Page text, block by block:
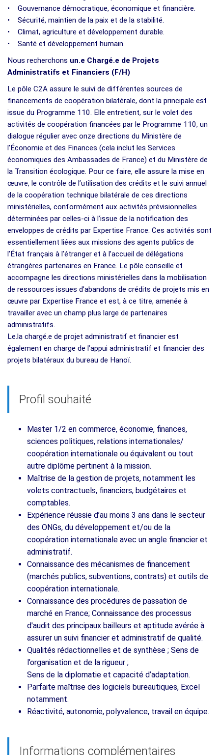
• Gouvernance démocratique, économique et financière.
• Sécurité, maintien de la paix et de la stabilité.
• Climat, agriculture et développement durable.
• Santé et développement humain.
Nous recherchons un.e Chargé.e de Projets
Administratifs et Financiers (F/H)
Le pôle C2A assure le suivi de différentes sources de
financements de coopération bilatérale, dont la principale est
issue du Programme 110. Elle entretient, sur le volet des
activités de coopération financées par le Programme 110, un
dialogue régulier avec onze directions du Ministère de
l’Économie et des Finances (cela inclut les Services
économiques des Ambassades de France) et du Ministère de
la Transition écologique. Pour ce faire, elle assure la mise en
œuvre, le contrôle de l’utilisation des crédits et le suivi annuel
de la coopération technique bilatérale de ces directions
ministérielles, conformément aux activités prévisionnelles
déterminées par celles-ci à l’issue de la notification des
enveloppes de crédits par Expertise France. Ces activités sont
essentiellement liées aux missions des agents publics de
l’État français à l’étranger et à l’accueil de délégations
étrangères partenaires en France. Le pôle conseille et
accompagne les directions ministérielles dans la mobilisation
de ressources issues d’abandons de crédits de projets mis en
œuvre par Expertise France et est, à ce titre, amenée à
travailler avec un champ plus large de partenaires
administratifs.
Le.la chargé.e de projet administratif et financier est
également en charge de l’appui administratif et financier des
projets bilatéraux du bureau de Hanoï.
Profil souhaité
Master 1/2 en commerce, économie, finances,
sciences politiques, relations internationales/
coopération internationale ou équivalent ou tout
autre diplôme pertinent à la mission.
Maîtrise de la gestion de projets, notamment les
volets contractuels, financiers, budgétaires et
comptables.
Expérience réussie d’au moins 3 ans dans le secteur
des ONGs, du développement et/ou de la
coopération internationale avec un angle financier et
administratif.
Connaissance des mécanismes de financement
(marchés publics, subventions, contrats) et outils de
coopération internationale.
Connaissance des procédures de passation de
marché en France; Connaissance des processus
d'audit des principaux bailleurs et aptitude avérée à
assurer un suivi financier et administratif de qualité.
Qualités rédactionnelles et de synthèse ; Sens de
l’organisation et de la rigueur ;
Sens de la diplomatie et capacité d’adaptation.
Parfaite maîtrise des logiciels bureautiques, Excel
notamment.
Réactivité, autonomie, polyvalence, travail en équipe.
Informations complémentaires